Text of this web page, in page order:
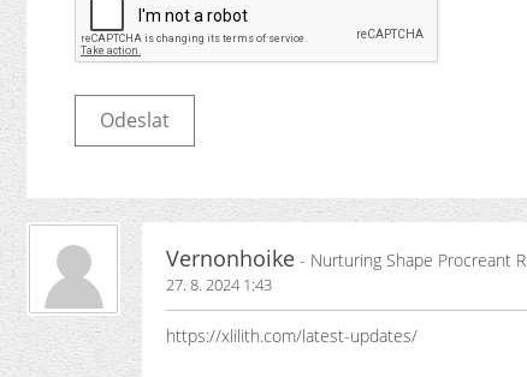
Vernonhoike - Nurturing Shape Procreant
27. 8. 2024 1:43
https://xlilith.com/latest-updates/